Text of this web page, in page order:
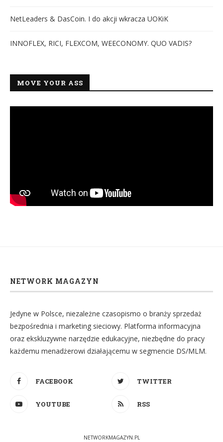
NetLeaders & DasCoin. I do akcji wkracza UOKiK
INNOFLEX, RICI, FLEXCOM, WEECONOMY. QUO VADIS?
MOVE YOUR ASS
NETWORK MAGAZYN
Jedyne w Polsce, niezależne czasopismo o branży sprzedaż
bezpośrednia i marketing sieciowy. Platforma informacyjna
oraz ekskluzywne narzędzie edukacyjne, niezbędne do pracy
każdemu menadżerowi działającemu w segmencie DS/MLM.
FACEBOOK TWITTER
YOUTUBE RSS
NETWORKMAGAZYN.PL